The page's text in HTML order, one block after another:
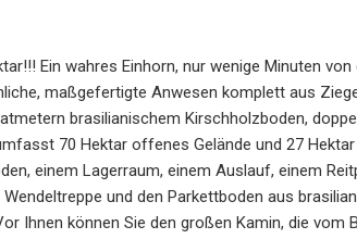
Ein wahres Einhorn, nur wenige Minuten
maßgefertigte Anwesen komplett aus
brasilianischem Kirschholzboden,
70 Hektar offenes Gelände und 27
einem Lagerraum, einem Auslauf, einem
und den Parkettboden aus
Ihnen können Sie den großen Kamin, die vom